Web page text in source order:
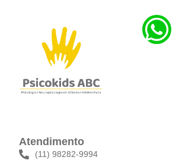
Atendimento
(11) 98282-9994